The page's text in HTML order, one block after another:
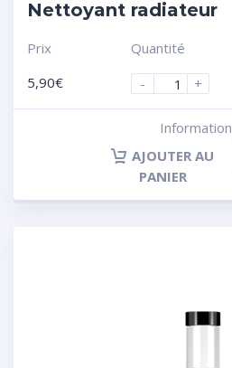
Nettoyant radiateur
Prix
5,90€
Quantité
-
+
Information
AJOUTER AU
PANIER